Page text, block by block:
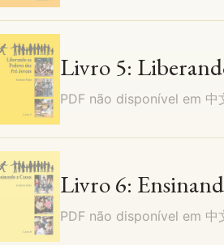
Livro 5:
PDF não disponível em 中
Livro 6:
PDF não disponível em 中